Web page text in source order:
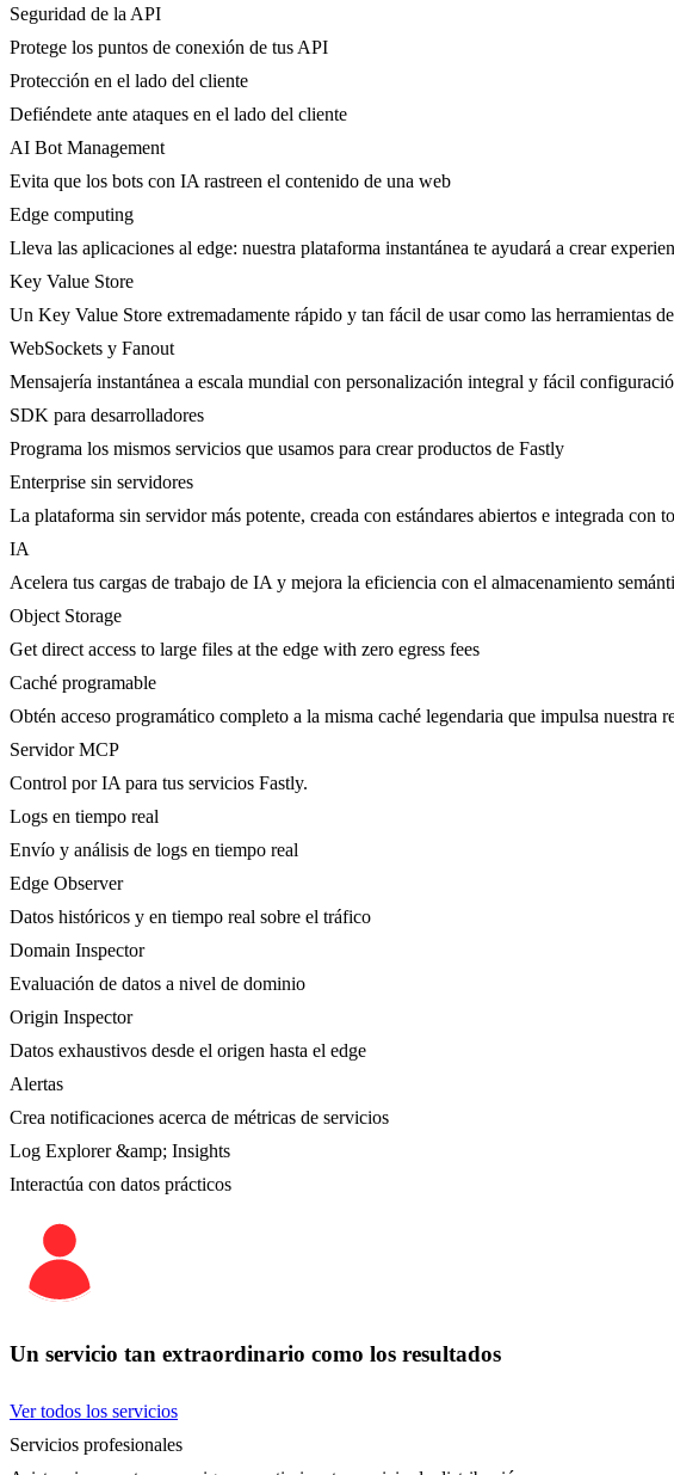
Seguridad de la API
Protege los puntos de conexión de tus API
Protección en el lado del cliente
Defiéndete ante ataques en el lado del cliente
AI Bot Management
Evita que los bots con IA rastreen el contenido de una web
Edge computing
Lleva las aplicaciones al edge: nuestra plataforma instantánea te ayudará a crear
Key Value Store
Un Key Value Store extremadamente rápido y tan fácil de usar como las herramientas
WebSockets y Fanout
Mensajería instantánea a escala mundial con personalización integral y fácil
SDK para desarrolladores
Programa los mismos servicios que usamos para crear productos de Fastly
Enterprise sin servidores
La plataforma sin servidor más potente, creada con estándares abiertos e integrada con
IA
Acelera tus cargas de trabajo de IA y mejora la eficiencia con el almacenamiento
Object Storage
Get direct access to large files at the edge with zero egress fees
Caché programable
Obtén acceso programático completo a la misma caché legendaria que impulsa nuestra
Servidor MCP
Control por IA para tus servicios Fastly.
Logs en tiempo real
Envío y análisis de logs en tiempo real
Edge Observer
Datos históricos y en tiempo real sobre el tráfico
Domain Inspector
Evaluación de datos a nivel de dominio
Origin Inspector
Datos exhaustivos desde el origen hasta el edge
Alertas
Crea notificaciones acerca de métricas de servicios
Log Explorer &amp; Insights
Interactúa con datos prácticos
Un servicio tan extraordinario como los resultados
Ver todos los servicios
Servicios profesionales